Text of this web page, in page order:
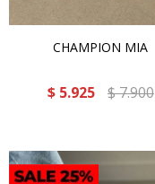
CHAMPION MIA
$ 5.925 $7.900